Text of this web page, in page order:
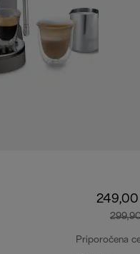
Priporočena